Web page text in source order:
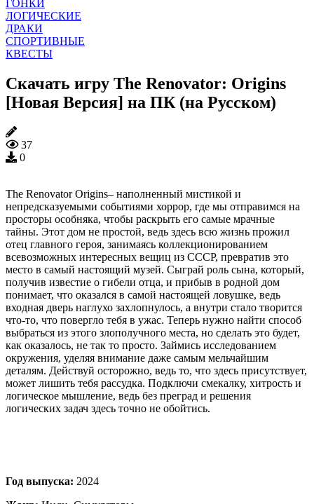
ГОНКИ
ЛОГИЧЕСКИЕ
ДРАКИ
СПОРТИВНЫЕ
КВЕСТЫ
Скачать игру The Renovator: Origins
[Новая Версия] на ПК (на Русском)
37
0
The Renovator Origins– наполненный мистикой и
непредсказуемыми событиями хоррор, где мы отправимся на
просторы особняка, чтобы раскрыть его самые мрачные
тайны. Этот дом не простой, ведь здесь всю жизнь прожил
отец главного героя, занимаясь коллекционированием
всевозможных интересных вещиц из СССР, превратив это
место в самый настоящий музей. Сыграй роль сына, который,
получив известие о гибели отца, и прибыв в родной дом
понимает, что оказался в самой настоящей ловушке, ведь
входная дверь наглухо захлопнулось, а внутри стало творится
что-то, что повергло тебя в ужас. Теперь нужно найти способ
выбраться из этого злополучного места, но сделать это будет,
как оказалось, не так то просто. Займись исследованием
окружения, уделяя внимание даже самым мельчайшим
деталям. Действуй осторожно, ведь то, что здесь присутствует,
может лишить тебя рассудка. Подключи смекалку, хитрость и
логическое мышление, ведь без преград и решения
логических задач здесь точно не обойтись.
Год выпуска: 2024